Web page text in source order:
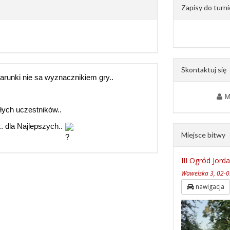
nie sa wyznacznikiem gry..
uczestników..
dla Najlepszych..
Zapisy do
Skontaktuj się
Miejsce bitwy
III Ogród
Wawelska 3, 02-
nawigacja